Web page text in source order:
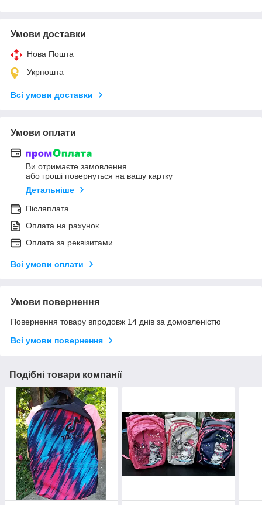
Умови доставки
Нова Пошта
Укрпошта
Всі умови доставки
Умови оплати
Ви отримаєте замовлення
або гроші повернуться на вашу картку
Детальніше
Післяплата
Оплата на рахунок
Оплата за реквізитами
Всі умови оплати
Умови повернення
Повернення товару впродовж 14 днів за домовленістю
Всі умови повернення
Подібні товари компанії